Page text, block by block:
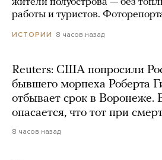
жители полуострова — без
работы и туристов.
ИСТОРИИ 8 часов назад
Reuters: США попросили
бывшего морпеха Роберта
отбывает срок в Воронеже.
опасается, что тот при
8 часов назад